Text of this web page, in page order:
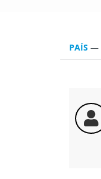
PAÍS —